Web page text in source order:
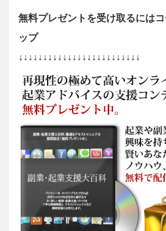
無料プレゼントを受け取るには
ップ
↓↓↓↓↓↓↓↓↓↓↓↓↓↓↓↓↓↓↓↓↓↓↓↓↓